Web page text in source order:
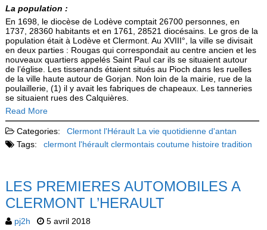
La population :
En 1698, le diocèse de Lodève comptait 26700 personnes, en
1737, 28360 habitants et en 1761, 28521 diocésains. Le gros de la
population était à Lodève et Clermont. Au XVIII°, la ville se divisait
en deux parties : Rougas qui correspondait au centre ancien et les
nouveaux quartiers appelés Saint Paul car ils se situaient autour
de l’église. Les tisserands étaient situés au Pioch dans les ruelles
de la ville haute autour de Gorjan. Non loin de la mairie, rue de la
poulaillerie, (1) il y avait les fabriques de chapeaux. Les tanneries
se situaient rues des Calquières.
Read More
Categories: Clermont l'Hérault La vie quotidienne d'antan
Tags:
clermont l'hérault clermontais coutume histoire tradition
LES PREMIERES AUTOMOBILES A
CLERMONT L’HERAULT
pj2h 5 avril 2018